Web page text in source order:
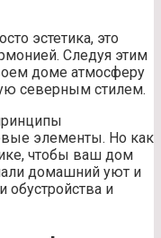
эстетика, это
Следуя этим
доме атмосферу
северным стилем.
элементы. Но как
чтобы ваш дом
домашний уют и
обустройства и